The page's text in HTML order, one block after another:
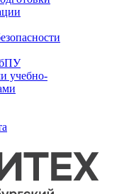
учебно-